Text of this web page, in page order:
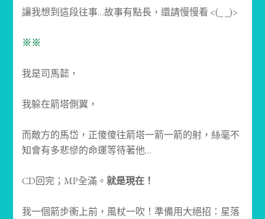
讓我想到這段往事…故事有點長，還請慢慢看 <(_ _)>
※※
我是司馬懿，
我躲在箭塔側翼，
而敵方的馬岱，正傻傻往箭塔一箭一箭的射，絲毫不
知會有多悲慘的命運等待著他…
CD回完；MP全滿。 就是現在！
我一個箭步衝上前，風杖一吹！準備用大絕招：星落